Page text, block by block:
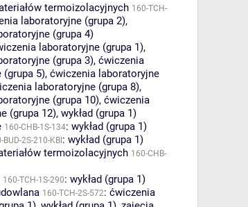
termoizolacyjnych 160-TCH-
laboratoryjne (grupa 2),
(grupa 4)
laboratoryjne (grupa 1),
(grupa 3), ćwiczenia
5), ćwiczenia laboratoryjne
laboratoryjne (grupa 8),
(grupa 10), ćwiczenia
(grupa 12), wykład (grupa 1)
160-CHB-1S-134: wykład (grupa 1)
BUD-2S-210-KBI : wykład (grupa 1)
termoizolacyjnych 160-CHB-
160-TCH-1S-290: wykład (grupa 1)
160-TCH-2S-572: ćwiczenia